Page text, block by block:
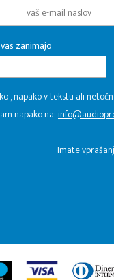
zanimajo
, napako v tekstu ali
napako na:
Imate